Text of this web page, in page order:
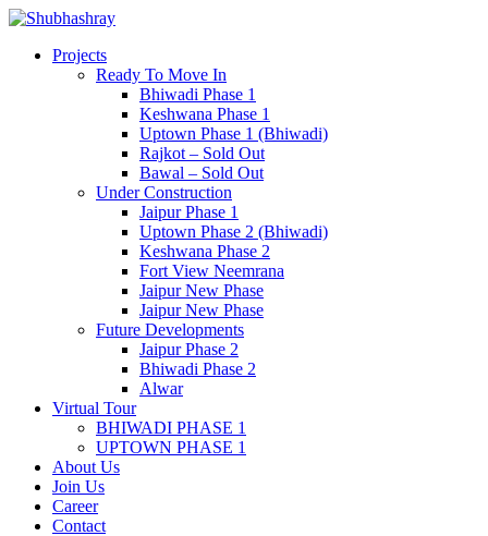
Projects
Ready To Move In
Bhiwadi Phase 1
Keshwana Phase 1
Uptown Phase 1 (Bhiwadi)
Rajkot – Sold Out
Bawal – Sold Out
Under Construction
Jaipur Phase 1
Uptown Phase 2 (Bhiwadi)
Keshwana Phase 2
Fort View Neemrana
Jaipur New Phase
Jaipur New Phase
Future Developments
Jaipur Phase 2
Bhiwadi Phase 2
Alwar
Virtual Tour
BHIWADI PHASE 1
UPTOWN PHASE 1
About Us
Join Us
Career
Contact